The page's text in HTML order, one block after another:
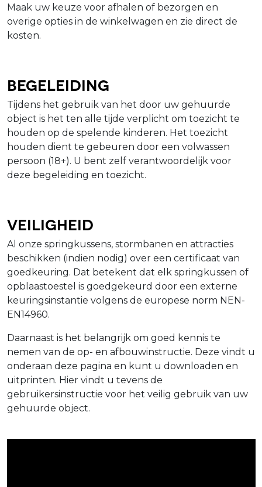
Maak uw keuze voor afhalen of bezorgen en
overige opties in de winkelwagen en zie direct de
kosten.
Begeleiding
Tijdens het gebruik van het door uw gehuurde
object is het ten alle tijde verplicht om toezicht te
houden op de spelende kinderen. Het toezicht
houden dient te gebeuren door een volwassen
persoon (18+). U bent zelf verantwoordelijk voor
deze begeleiding en toezicht.
Veiligheid
Al onze springkussens, stormbanen en attracties
beschikken (indien nodig) over een certificaat van
goedkeuring. Dat betekent dat elk springkussen of
opblaastoestel is goedgekeurd door een externe
keuringsinstantie volgens de europese norm NEN-
EN14960.
Daarnaast is het belangrijk om goed kennis te
nemen van de op- en afbouwinstructie. Deze vindt u
onderaan deze pagina en kunt u downloaden en
uitprinten. Hier vindt u tevens de
gebruikersinstructie voor het veilig gebruik van uw
gehuurde object.